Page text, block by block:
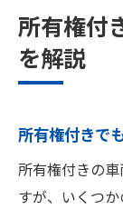
所有権付
を解説
所有権付きで
所有権付きの
すが、いくつか